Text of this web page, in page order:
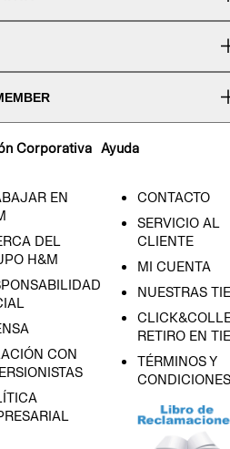
Corporativa
EN
DEL
H&M
CON
Ayuda
CONTACTO
SERVICIO AL
CLIENTE
MI CUENTA
NUESTRAS
RETIRO EN
TÉRMINOS Y
CONDICIONES